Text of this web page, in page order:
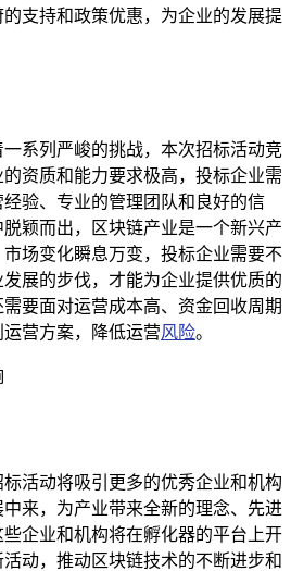
支持和政策优惠，为企业的发展提
系列严峻的挑战，本次招标活动竞
资质和能力要求极高，投标企业需
验、专业的管理团队和良好的信
颖而出，区块链产业是一个新兴产
场变化瞬息万变，投标企业需要不
展的步伐，才能为企业提供优质的
要面对运营成本高、资金回收周期
营方案，降低运营风险。
活动将吸引更多的优秀企业和机构
来，为产业带来全新的理念、先进
企业和机构将在孵化器的平台上开
动，推动区块链技术的不断进步和